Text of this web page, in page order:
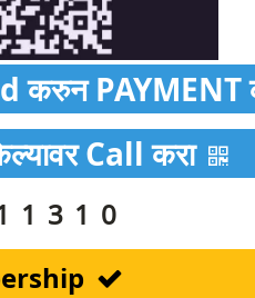
करुन PAYMENT
Call करा